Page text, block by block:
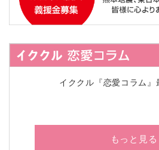
イククル『恋愛コラム』
もっと見る